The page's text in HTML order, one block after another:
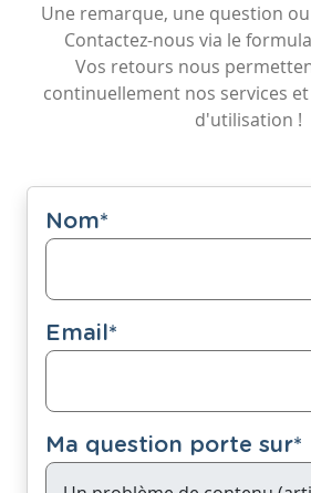
Une remarque, une question
Contactez-nous via le
Vos retours nous
continuellement nos services
d'utilisation !
Nom*
Email*
Ma question porte sur*